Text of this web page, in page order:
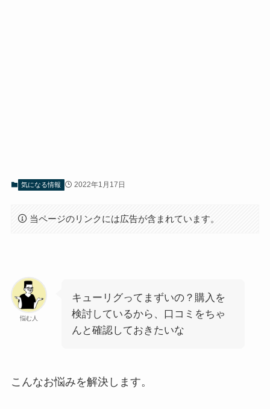
気になる情報 2022年1月17日
当ページのリンクには広告が含まれています。
悩む人
キューリグってまずいの？購入を
検討しているから、口コミをちゃ
んと確認しておきたいな
こんなお悩みを解決します。